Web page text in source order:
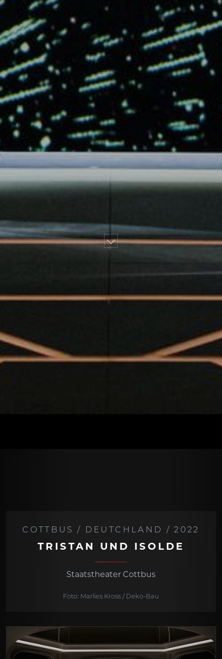
COTTBUS / DEUTCHLAND / 2022
TRISTAN UND ISOLDE
Staatstheater Cottbus
Foto: Marlies Kross / Deko-Bau